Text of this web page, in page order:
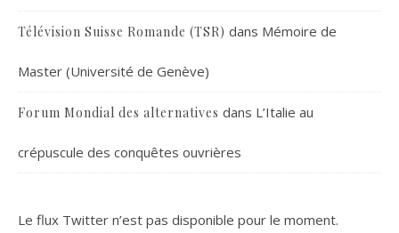
Télévision Suisse Romande (TSR) dans Mémoire de
Master (Université de Genève)
Forum Mondial des alternatives dans L’Italie au
crépuscule des conquêtes ouvrières
Le flux Twitter n’est pas disponible pour le moment.